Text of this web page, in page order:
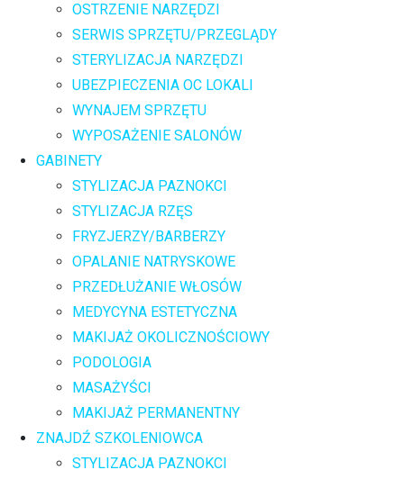
OSTRZENIE NARZĘDZI
SERWIS SPRZĘTU/PRZEGLĄDY
STERYLIZACJA NARZĘDZI
UBEZPIECZENIA OC LOKALI
WYNAJEM SPRZĘTU
WYPOSAŻENIE SALONÓW
GABINETY
STYLIZACJA PAZNOKCI
STYLIZACJA RZĘS
FRYZJERZY/BARBERZY
OPALANIE NATRYSKOWE
PRZEDŁUŻANIE WŁOSÓW
MEDYCYNA ESTETYCZNA
MAKIJAŻ OKOLICZNOŚCIOWY
PODOLOGIA
MASAŻYŚCI
MAKIJAŻ PERMANENTNY
ZNAJDŹ SZKOLENIOWCA
STYLIZACJA PAZNOKCI